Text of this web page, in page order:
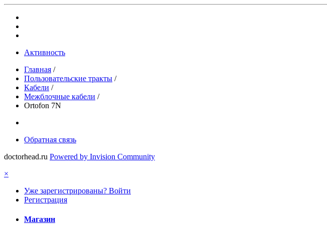
Активность
Главная /
Пользовательские тракты /
Кабели /
Межблочные кабели /
Ortofon 7N
Обратная связь
doctorhead.ru Powered by Invision Community
×
Уже зарегистрированы? Войти
Регистрация
Магазин